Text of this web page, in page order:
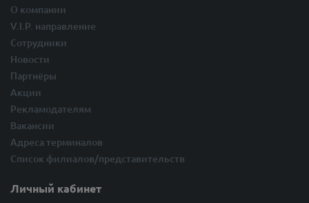
О компании
V.I.P. направление
Сотрудники
Новости
Партнёры
Акции
Рекламодателям
Вакансии
Адреса терминалов
Список филиалов/представительств
Личный кабинет